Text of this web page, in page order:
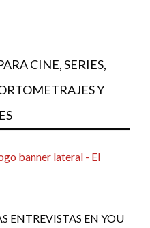
CINE, SERIES,
Y
ENTREVISTAS EN YOU